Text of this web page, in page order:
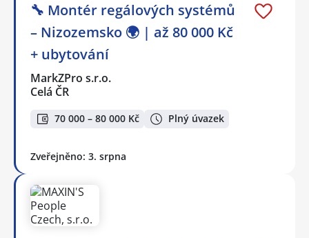
🔧 Montér regálových systémů
– Nizozemsko 🌍 | až 80 000 Kč
+ ubytování
MarkZPro s.r.o.
Celá ČR
70 000 – 80 000 Kč Plný úvazek
Zveřejněno: 3. srpna